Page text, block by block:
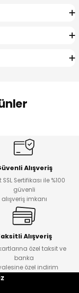
Pantolon
Alışveriş
Sertifikası ile %100
güvenli
alışveriş imkanı
Alışveriş
özel taksit ve
banka
özel indirim